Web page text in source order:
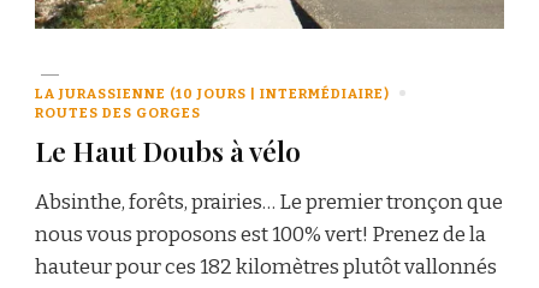
LA JURASSIENNE (10 JOURS | INTERMÉDIAIRE)
ROUTES DES GORGES
Le Haut Doubs à vélo
Absinthe, forêts, prairies… Le premier tronçon que
nous vous proposons est 100% vert! Prenez de la
hauteur pour ces 182 kilomètres plutôt vallonnés